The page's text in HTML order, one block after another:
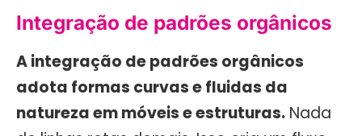
Integração de padrões orgânicos
A integração de padrões orgânicos
adota formas curvas e fluidas da
natureza em móveis e estruturas. Nada